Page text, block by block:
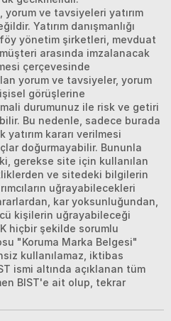
yorum ve tavsiyeleri yatırım
Yatırım danışmanlığı
yönetim şirketleri, mevduat
arasında imzalanacak
çerçevesinde
yorum ve tavsiyeler, yorum
görüşlerine
durumunuz ile risk ve getiri
Bu nedenle, sadece burada
kararı verilmesi
doğurmayabilir. Bununla
gerekse site için kullanılan
ve sitedeki bilgilerin
uğrayabilecekleri
kar yoksunluğundan,
kişilerin uğrayabileceği
hiçbir şekilde sorumlu
"Koruma Marka Belgesi"
kullanılamaz, iktibas
ismi altında açıklanan tüm
BIST'e ait olup, tekrar